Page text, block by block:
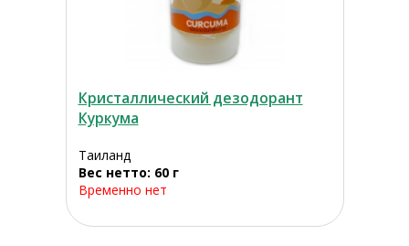
Кристаллический дезодорант
Куркума
Таиланд
Вес нетто: 60 г
Временно нет